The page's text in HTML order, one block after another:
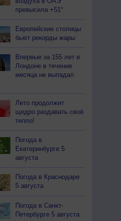
превысила +51°
Европейские столицы
бьют рекорды жары
Впервые за 155 лет в
Лондоне в течение
месяца не выпадал
Лето продолжит
щедро раздавать своё
тепло!
Погода в
Екатеринбурге 5
августа
Погода в Краснодаре
5 августа
Погода в Санкт-
Петербурге 5 августа